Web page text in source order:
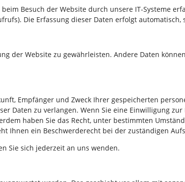
Besuch der Website durch unsere IT-Systeme
Die Erfassung dieser Daten erfolgt automatisch,
der Website zu gewährleisten. Andere Daten
Empfänger und Zweck Ihrer gespeicherten
Daten zu verlangen. Wenn Sie eine Einwilligung
haben Sie das Recht, unter bestimmten
Ihnen ein Beschwerderecht bei der zuständigen
Sie sich jederzeit an uns wenden.